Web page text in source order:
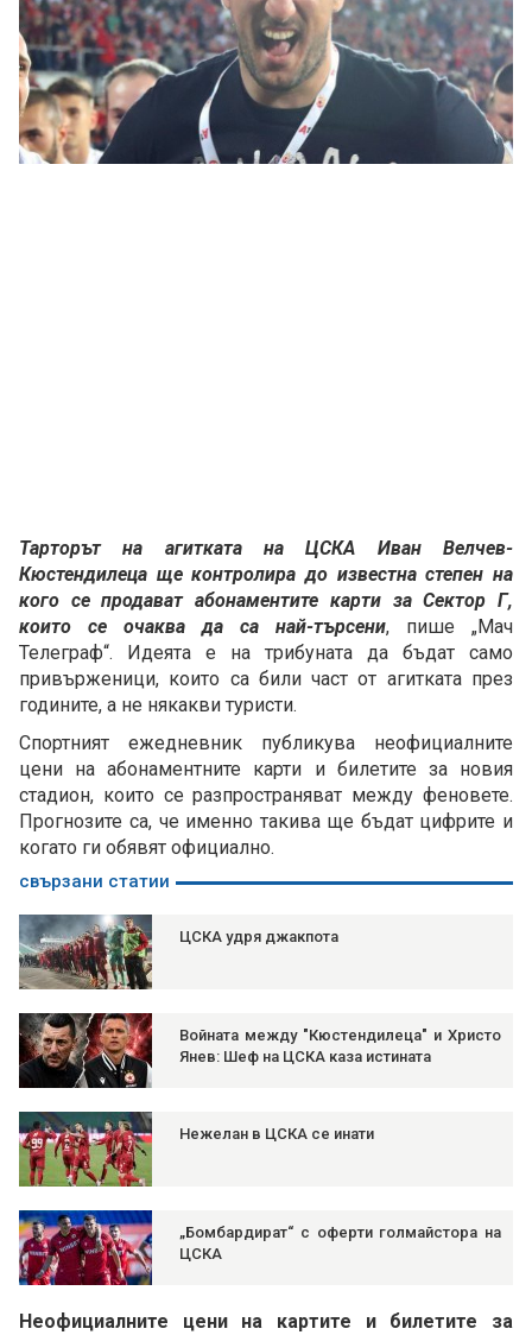
Тарторът на агитката на ЦСКА Иван Велчев-
Кюстендилеца ще контролира до известна степен на
кого се продават абонаментите карти за Сектор Г,
които се очаква да са най-търсени, пише „Мач
Телеграф“. Идеята е на трибуната да бъдат само
привърженици, които са били част от агитката през
годините, а не някакви туристи.
Спортният ежедневник публикува неофициалните
цени на абонаментните карти и билетите за новия
стадион, които се разпространяват между феновете.
Прогнозите са, че именно такива ще бъдат цифрите и
когато ги обявят официално.
свързани статии
ЦСКА удря джакпота
Войната между "Кюстендилеца" и Христо
Янев: Шеф на ЦСКА каза истината
Нежелан в ЦСКА се инати
„Бомбардират“ с оферти голмайстора на
ЦСКА
Неофициалните цени на картите и билетите за